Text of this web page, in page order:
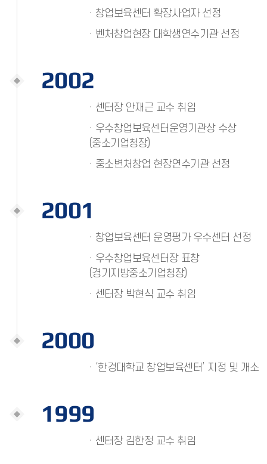
· 창업보육센터 확장사업자 선정
· 벤처창업현장 대학생연수기관 선정
2002
· 센터장 안재근 교수 취임
· 우수창업보육센터운영기관상 수상
(중소기업청장)
· 중소변처창업 현장연수기관 선정
2001
· 창업보육센터 운영평가 우수센터 선정
· 우수창업보육센터장 표창
(경기지방중소기업청장)
· 센터장 박현식 교수 취임
2000
· ‘한경대학교 창업보육센터’ 지정 및 개소
1999
· 센터장 김한정 교수 취임